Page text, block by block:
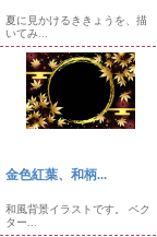
夏に見かけるききょうを、描
いてみ...
金色紅葉、和柄...
和風背景イラストです。 ベク
ター...